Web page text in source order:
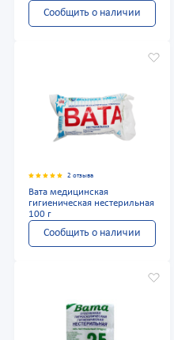
Сообщить о наличии
2 отзыва
Вата медицинская
гигиеническая нестерильная
100 г
Сообщить о наличии